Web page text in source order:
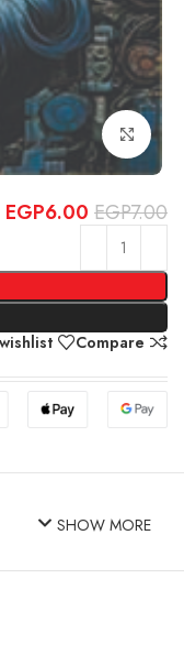
Click to enlarge
EGP7.00
EGP6.00
Compare
SHOW MORE